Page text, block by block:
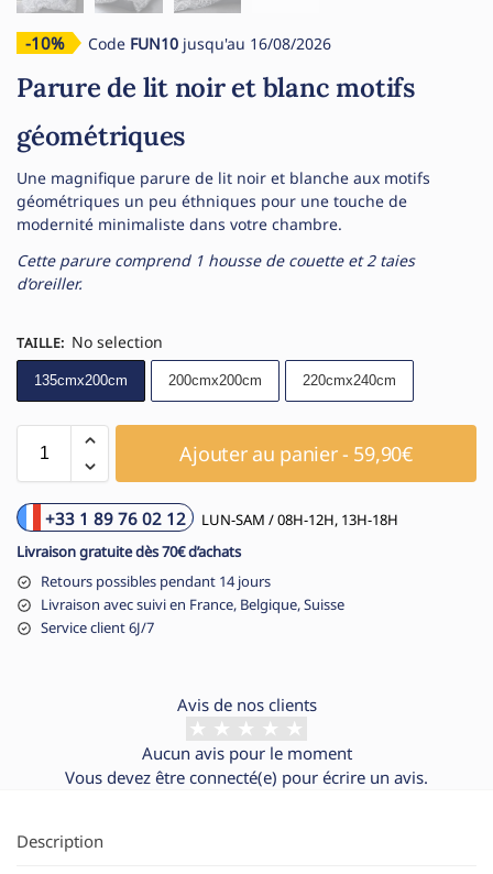
-10% Code FUN10 jusqu'au 16/08/2026
Parure de lit noir et blanc motifs
géométriques
Une magnifique parure de lit noir et blanche aux motifs
géométriques un peu éthniques pour une touche de
modernité minimaliste dans votre chambre.
Cette parure comprend 1 housse de couette et 2 taies
d’oreiller.
TAILLE: No selection
135cmx200cm 200cmx200cm 220cmx240cm
Ajouter au panier - 59,90€
+33 1 89 76 02 12
LUN-SAM / 08H-12H, 13H-18H
Livraison gratuite dès 70€ d’achats
Retours possibles pendant 14 jours
Livraison avec suivi en France, Belgique, Suisse
Service client 6J/7
Avis de nos clients
Aucun avis pour le moment
Vous devez être connecté(e) pour écrire un avis.
Description